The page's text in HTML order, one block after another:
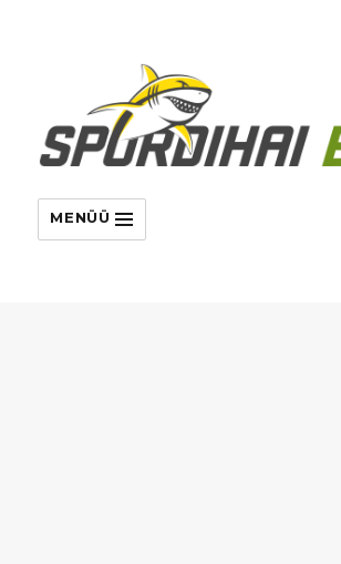
MENÜÜ